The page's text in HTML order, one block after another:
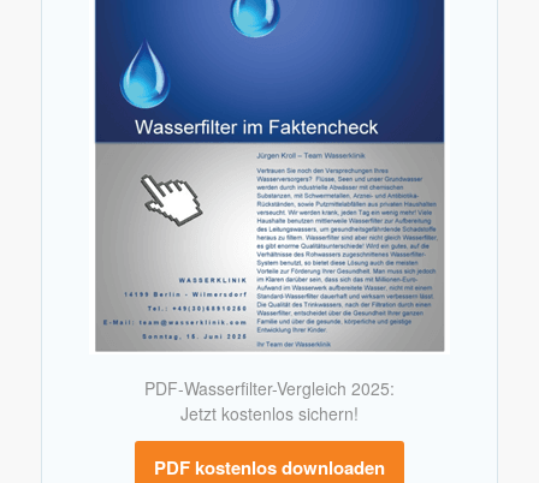
PDF-Wasserfilter-Vergleich 2025:
Jetzt kostenlos sichern!
PDF kostenlos downloaden